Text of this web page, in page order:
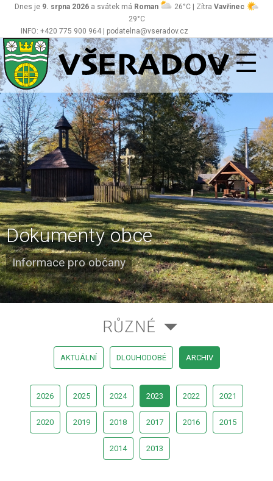
INFO: +420 775 900 964 | podatelna@vseradov.cz
Dnes je 9. srpna 2026 a svátek má Roman 26°C | Zítra Vavřinec
29°C
Všeradov
Dokumenty obce
Informace pro občany
RŮZNÉ
AKTUÁLNÍ DLOUHODOBÉ ARCHIV
2026 2025 2024 2023 2022 2021
2020 2019 2018 2017 2016 2015
2014 2013